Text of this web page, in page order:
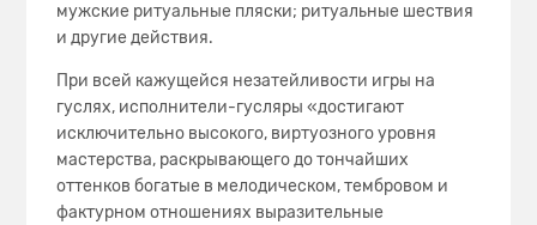
мужские ритуальные пляски; ритуальные шествия
и другие действия.
При всей кажущейся незатейливости игры на
гуслях, исполнители-гусляры «достигают
исключи­тельно высокого, виртуозного уровня
мастерства, раскрывающего до тончай­ших
оттенков богатые в мелодическом, тембровом и
фактурном отношениях выразительные